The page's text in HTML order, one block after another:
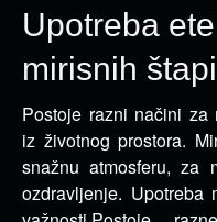
Upotreba
mirisnih
Postoje razni načini za
iz životnog prostora.
snažnu atmosferu, za
ozdravljenje. Upotreba